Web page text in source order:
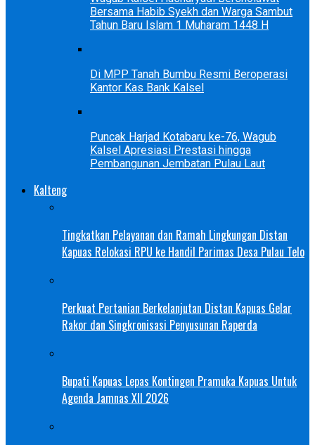
Bersama Habib Syekh dan Warga Sambut
Tahun Baru Islam 1 Muharam 1448 H
Di MPP Tanah Bumbu Resmi Beroperasi
Kantor Kas Bank Kalsel
Puncak Harjad Kotabaru ke-76, Wagub
Kalsel Apresiasi Prestasi hingga
Pembangunan Jembatan Pulau Laut
Kalteng
Tingkatkan Pelayanan dan Ramah Lingkungan Distan
Kapuas Relokasi RPU ke Handil Parimas Desa Pulau Telo
Perkuat Pertanian Berkelanjutan Distan Kapuas Gelar
Rakor dan Singkronisasi Penyusunan Raperda
Bupati Kapuas Lepas Kontingen Pramuka Kapuas Untuk
Agenda Jamnas XII 2026